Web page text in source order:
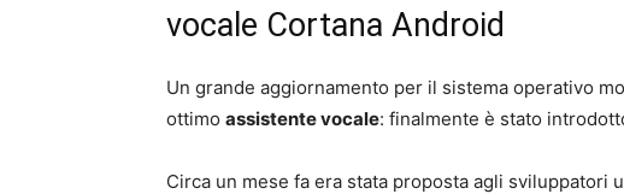
vocale Cortana Android
Un grande aggiornamento per il sistema operativo
ottimo assistente vocale: finalmente è stato
Circa un mese fa era stata proposta agli sviluppatori